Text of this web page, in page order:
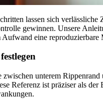
lassen sich verlässliche
gewinnen. Unsere
eine reproduzierbare
unterem Rippenrand
Referenz ist präziser als der